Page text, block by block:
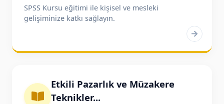
SPSS Kursu eğitimi ile kişisel ve mesleki
gelişiminize katkı sağlayın.
Etkili Pazarlık ve Müzakere
Teknikler...